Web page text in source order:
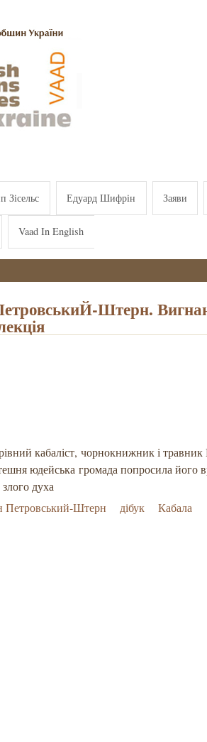
Зісельс Едуард Шифрін Заяви
Vaad In English
Штерн.
кабаліст,чорнокнижник і
юдейськагромада попросила його
злого духа
Петровський-Штерн дібук Кабала